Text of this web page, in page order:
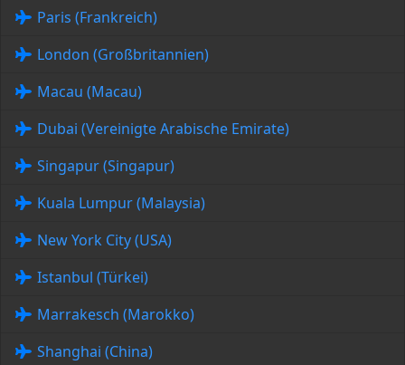
Paris (Frankreich)
London (Großbritannien)
Macau (Macau)
Dubai (Vereinigte Arabische Emirate)
Singapur (Singapur)
Kuala Lumpur (Malaysia)
New York City (USA)
Istanbul (Türkei)
Marrakesch (Marokko)
Shanghai (China)